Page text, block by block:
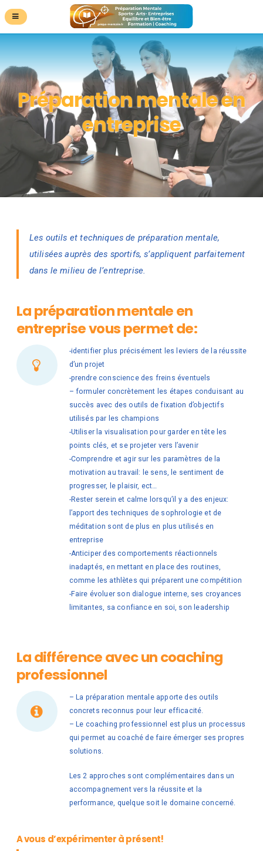
Préparation mentale en
entreprise
Les outils et techniques de préparation mentale,
utilisées auprès des sportifs, s’appliquent parfaitement
dans le milieu de l’entreprise.
La préparation mentale en
entreprise vous permet de:
-identifier plus précisément les leviers de la réussite
d’un projet
-prendre conscience des freins éventuels
– formuler concrètement les étapes conduisant au
succès avec des outils de fixation d’objectifs
utilisés par les champions
-Utiliser la visualisation pour garder en tête les
points clés, et se projeter vers l’avenir
-Comprendre et agir sur les paramètres de la
motivation au travail: le sens, le sentiment de
progresser, le plaisir, ect…
-Rester serein et calme lorsqu’il y a des enjeux:
l’apport des techniques de sophrologie et de
méditation sont de plus en plus utilisés en
entreprise
-Anticiper des comportements réactionnels
inadaptés, en mettant en place des routines,
comme les athlètes qui préparent une compétition
-Faire évoluer son dialogue interne, ses croyances
limitantes, sa confiance en soi, son leadership
La différence avec un coaching
professionnel
– La préparation mentale apporte des outils
concrets reconnus pour leur efficacité.
– Le coaching professionnel est plus un processus
qui permet au coaché de faire émerger ses propres
solutions.
Les 2 approches sont complémentaires dans un
accompagnement vers la réussite et la
performance, quelque soit le domaine concerné.
A vous d’expérimenter à présent!